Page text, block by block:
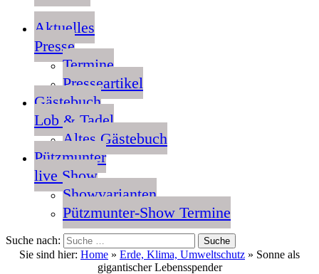
Aktuelles
Presse
Termine
Presseartikel
Gästebuch
Lob & Tadel
Altes Gästebuch
Pützmunter
live Show
Showvarianten
Pützmunter-Show Termine
Suche nach:
Sie sind hier: Home » Erde, Klima, Umweltschutz » Sonne als
gigantischer Lebensspender